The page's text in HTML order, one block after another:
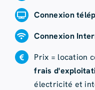
Connexion
Connexion
Prix = location
frais
électricité et